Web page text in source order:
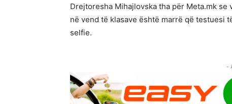
Drejtoresha Mihajlovska tha për Meta.mk
në vend të klasave është marrë që testuesi
selfie.
-